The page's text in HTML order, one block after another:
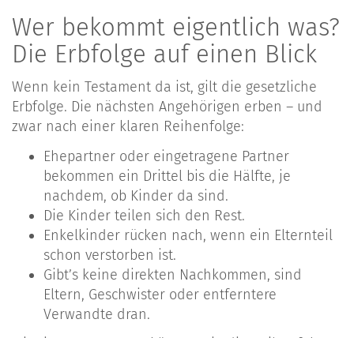
Wer bekommt eigentlich was?
Die Erbfolge auf einen Blick
Wenn kein Testament da ist, gilt die gesetzliche
Erbfolge. Die nächsten Angehörigen erben – und
zwar nach einer klaren Reihenfolge:
Ehepartner oder eingetragene Partner
bekommen ein Drittel bis die Hälfte, je
nachdem, ob Kinder da sind.
Die Kinder teilen sich den Rest.
Enkelkinder rücken nach, wenn ein Elternteil
schon verstorben ist.
Gibt’s keine direkten Nachkommen, sind
Eltern, Geschwister oder entferntere
Verwandte dran.